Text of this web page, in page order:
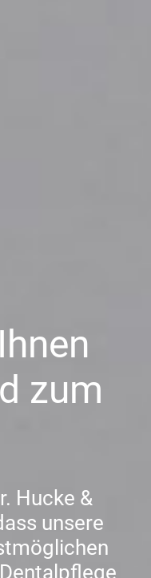
zum
Hucke &
unsere